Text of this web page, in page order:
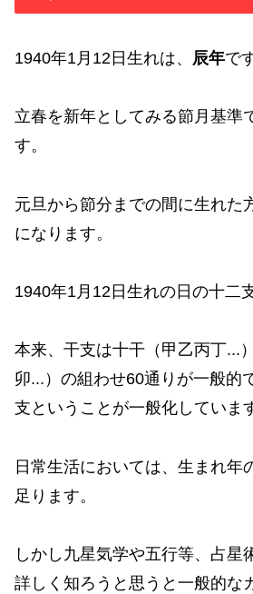
1940年1月12日生れは、 辰年で
立春を新年としてみる節月基準
す。
元旦から節分までの間に生れた
になります。
1940年1月12日生れの日の十二
本来、干支は十干（甲乙丙丁...
卯...）の組わせ60通りが一般的
支ということが一般化していま
日常生活においては、生まれ年
足ります。
しかし九星気学や五行等、占星
詳しく知ろうと思うと一般的な